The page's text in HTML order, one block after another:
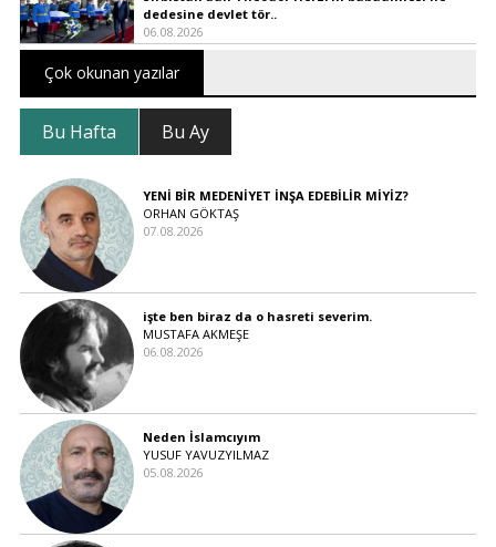
dedesine devlet tör..
06.08.2026
Çok okunan yazılar
Bu Hafta Bu Ay
YENİ BİR MEDENİYET İNŞA EDEBİLİR MİYİZ?
ORHAN GÖKTAŞ
07.08.2026
işte ben biraz da o hasreti severim.
MUSTAFA AKMEŞE
06.08.2026
Neden İslamcıyım
YUSUF YAVUZYILMAZ
05.08.2026